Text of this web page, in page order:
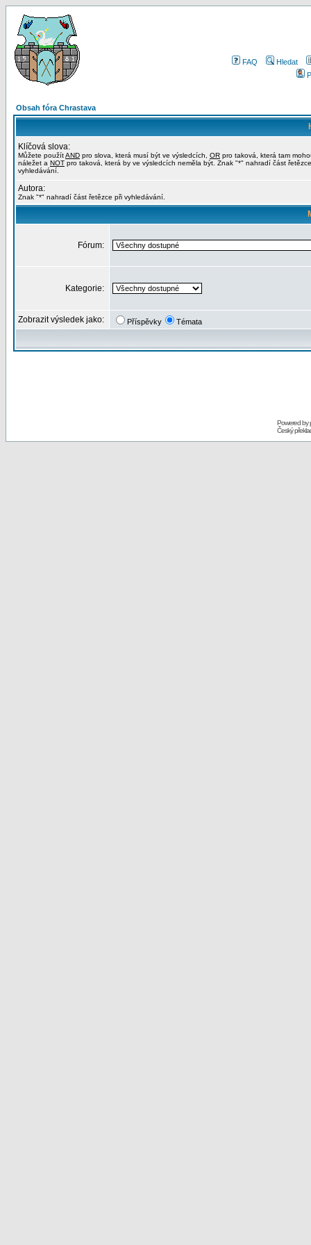
FAQ
Hledat
Obsah fóra Chrastava
Klíčová slova:
Můžete použítAND pro slova, která musí být ve výsledcích, OR pro taková, která tam
náležet a NOT pro taková, která by ve výsledcích neměla být. Znak "*" nahradí část
vyhledávání.
Autora:
Znak "*" nahradí část řetězce při vyhledávání.
Fórum:
Kategorie:
Zobrazit výsledek jako: Příspěvky Témata
Powered by
Český